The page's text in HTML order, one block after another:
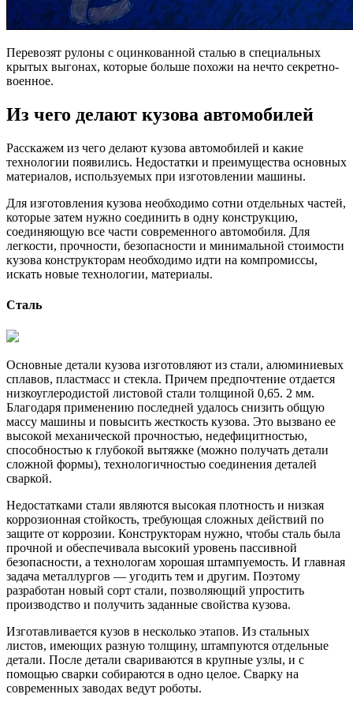
Перевозят рулоны с оцинкованной сталью в специальных
крытых выгонах, которые больше похожи на нечто секретно-
военное.
Из чего делают кузова автомобилей
Расскажем из чего делают кузова автомобилей и какие
технологии появились. Недостатки и преимущества основных
материалов, используемых при изготовлении машины.
Для изготовления кузова необходимо сотни отдельных частей,
которые затем нужно соединить в одну конструкцию,
соединяющую все части современного автомобиля. Для
легкости, прочности, безопасности и минимальной стоимости
кузова конструкторам необходимо идти на компромиссы,
искать новые технологии, материалы.
Сталь
Основные детали кузова изготовляют из стали, алюминиевых
сплавов, пластмасс и стекла. Причем предпочтение отдается
низкоуглеродистой листовой стали толщиной 0,65. 2 мм.
Благодаря применению последней удалось снизить общую
массу машины и повысить жесткость кузова. Это вызвано ее
высокой механической прочностью, недефицитностью,
способностью к глубокой вытяжке (можно получать детали
сложной формы), технологичностью соединения деталей
сваркой.
Недостатками стали являются высокая плотность и низкая
коррозионная стойкость, требующая сложных действий по
защите от коррозии. Конструкторам нужно, чтобы сталь была
прочной и обеспечивала высокий уровень пассивной
безопасности, а технологам хорошая штампуемость. И главная
задача металлургов — угодить тем и другим. Поэтому
разработан новый сорт стали, позволяющий упростить
производство и получить заданные свойства кузова.
Изготавливается кузов в несколько этапов. Из стальных
листов, имеющих разную толщину, штампуются отдельные
детали. После детали свариваются в крупные узлы, и с
помощью сварки собираются в одно целое. Сварку на
современных заводах ведут роботы.